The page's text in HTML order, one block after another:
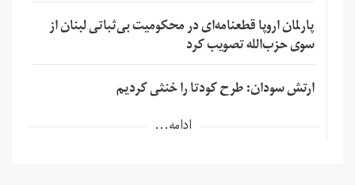
پارلمان اروپا قطعنامه‌ای در محکومیت بی‌ثباتی لبنان از
سوی حزب‌الله تصویب کرد
ارتش سودان: طرح کودتا را خنثی کردیم
ادامه...